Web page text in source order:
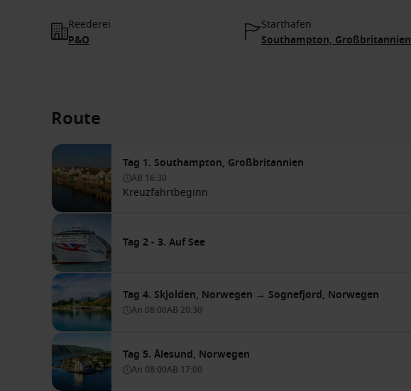
Reederei
P&O
Starthafen
Southampton, Großbritannien
Route
Tag 1. Southampton, Großbritannien
AB 16:30
Kreuzfahrtbeginn
Tag 2 - 3. Auf See
Tag 4. Skjolden, Norwegen → Sognefjord, Norwegen
An 08:00AB 20:30
Tag 5. Ålesund, Norwegen
An 08:00AB 17:00